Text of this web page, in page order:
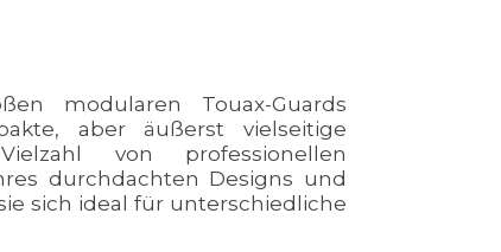
modularen Touax-Guards
aber äußerst vielseitige
von professionellen
durchdachten Designs und
sich ideal für unterschiedliche